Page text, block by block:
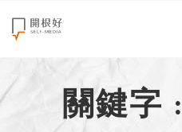
來點正能量
世界在想什麼
關鍵字